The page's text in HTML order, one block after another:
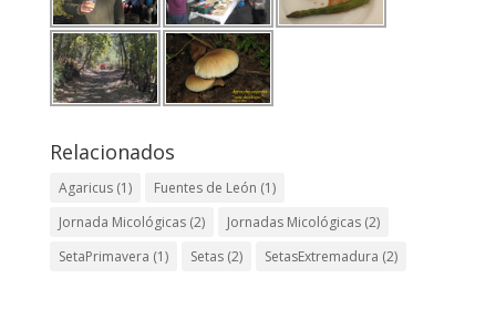
Relacionados
Agaricus(1) Fuentes de León (1)
Jornada Micológicas(2) Jornadas Micológicas(2)
SetaPrimavera (1) Setas(2) SetasExtremadura (2)